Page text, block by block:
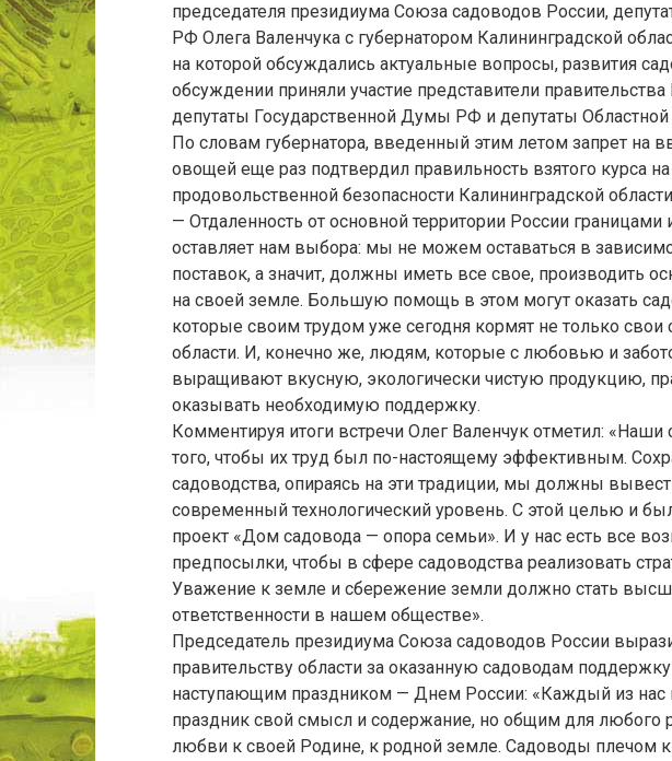
председателя президиума Союза садоводов России,
РФ Олега Валенчука с губернатором Калининградской
на которой обсуждались актуальные вопросы, развития
обсуждении приняли участие представители
депутаты Государственной Думы РФ и депутаты
По словам губернатора, введенный этим летом запрет на
овощей еще раз подтвердил правильность взятого курса
продовольственной безопасности Калининградской
— Отдаленность от основной территории России границами
оставляет нам выбора: мы не можем оставаться в
поставок, а значит, должны иметь все свое, производить
на своей земле. Большую помощь в этом могут оказать
которые своим трудом уже сегодня кормят не только свои
области. И, конечно же, людям, которые с любовью и
выращивают вкусную, экологически чистую продукцию,
оказывать необходимую поддержку.
Комментируя итоги встречи Олег Валенчук отметил:
того, чтобы их труд был по-настоящему эффективным.
садоводства, опираясь на эти традиции, мы должны
современный технологический уровень. С этой целью и
проект «Дом садовода — опора семьи». И у нас есть все
предпосылки, чтобы в сфере садоводства реализовать
Уважение к земле и сбережение земли должно стать
ответственности в нашем обществе».
Председатель президиума Союза садоводов России
правительству области за оказанную садоводам
наступающим праздником — Днем России: «Каждый из нас
праздник свой смысл и содержание, но общим для любого
любви к своей Родине, к родной земле. Садоводы плечом к